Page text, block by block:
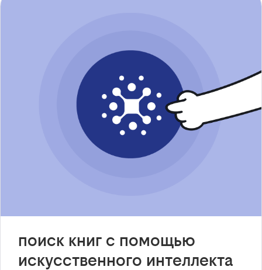
поиск книг с помощью
искусственного интеллекта